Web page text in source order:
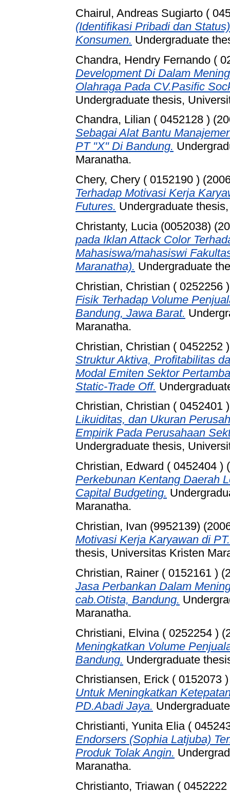
Chairul, Andreas Sugiarto (
(Identifikasi Pribadi dan
Konsumen. Undergraduate
Chandra, Hendry Fernando (
Development Di Dalam
Olahraga Pada CV.Pasific
Undergraduate thesis,
Chandra, Lilian ( 0452128 )
Sebagai Alat Bantu
PT "X" Di Bandung.
Maranatha.
Chery, Chery ( 0152190 )
Terhadap Motivasi Kerja
Futures. Undergraduate
Christanty, Lucia (0052038)
pada Iklan Attack Color
Mahasiswa/mahasiswi
Maranatha). Undergraduate
Christian, Christian ( 0252256 )
Fisik Terhadap Volume
Bandung, Jawa Barat.
Maranatha.
Christian, Christian ( 0452252 )
Struktur Aktiva, Profitabilitas
Modal Emiten Sektor
Static-Trade Off.
Christian, Christian ( 0452401 )
Likuiditas, dan Ukuran
Empirik Pada Perusahaan
Undergraduate thesis,
Christian, Edward ( 0452404 )
Perkebunan Kentang Daerah
Capital Budgeting.
Maranatha.
Christian, Ivan (9952139)
Motivasi Kerja Karyawan di
thesis, Universitas Kristen
Christian, Rainer ( 0152161 )
Jasa Perbankan Dalam
cab.Otista, Bandung.
Maranatha.
Christiani, Elvina ( 0252254 )
Meningkatkan Volume
Bandung. Undergraduate
Christiansen, Erick ( 0152073 )
Untuk Meningkatkan
PD.Abadi Jaya.
Christianti, Yunita Elia (
Endorsers (Sophia Latjuba)
Produk Tolak Angin.
Maranatha.
Christianto, Triawan ( 0452222